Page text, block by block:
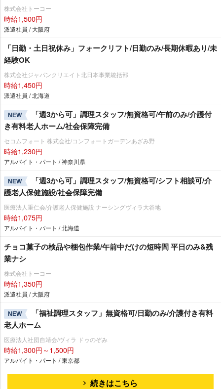
株式会社トーコー
時給1,500円
派遣社員 / 大阪府
「日勤・土日祝休み」フォークリフト/日勤のみ/長期休暇あり/未
経験OK
株式会社ジャパンクリエイト北日本事業統括部
時給1,450円
派遣社員 / 北海道
NEW
「週3から可」調理スタッフ/無資格可/午前のみ/介護付
き有料老人ホーム/社会保障完備
セコムフォート 株式会社/コンフォートガーデンあざみ野
時給1,230円
アルバイト・パート / 神奈川県
NEW
「週3から可」調理スタッフ/無資格可/シフト相談可/介
護老人保健施設/社会保障完備
医療法人重仁会/介護老人保健施設 ナーシングヴィラ大谷地
時給1,075円
アルバイト・パート / 北海道
チョコ菓子の検品や梱包作業/午前中だけの短時間 平日のみ&残
業ナシ
株式会社トーコー
時給1,350円
派遣社員 / 大阪府
NEW
「福祉調理スタッフ」無資格可/日勤のみ/介護付き有料
老人ホーム
医療法人社団自靖会/ヴィラ ドゥのぞみ
時給1,300円～1,500円
アルバイト・パート / 東京都
続きはこちら